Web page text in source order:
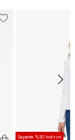
Sepette %50 İndirim